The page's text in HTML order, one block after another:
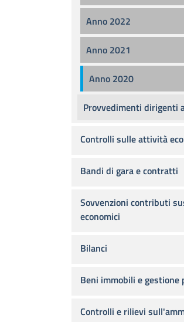
Anno 2022
Anno 2021
Anno 2020
Provvedimenti dirigenti
Controlli sulle attività
Bandi di gara e contratti
Sovvenzioni contributi
economici
Bilanci
Beni immobili e gestione
Controlli e rilievi